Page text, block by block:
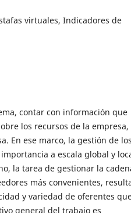
virtuales, Indicadores de
contar con información que
los recursos de la empresa,
En ese marco, la gestión de los
a escala global y
la tarea de gestionar la
más convenientes,
y variedad de oferentes
general del trabajo es